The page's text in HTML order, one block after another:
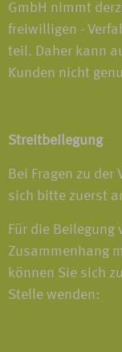
GmbH nimmt
freiwilligen -
teil. Daher kann
Kunden nicht
Streitbeilegung
Bei Fragen zu
sich bitte zuerst
Für die
Zusammenhang
können Sie sich
Stelle wenden: